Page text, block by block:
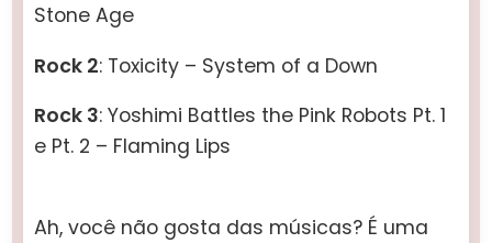
Stone Age
Rock 2: Toxicity – System of a Down
Rock 3: Yoshimi Battles the Pink Robots Pt. 1
e Pt. 2 – Flaming Lips
Ah, você não gosta das músicas? É uma